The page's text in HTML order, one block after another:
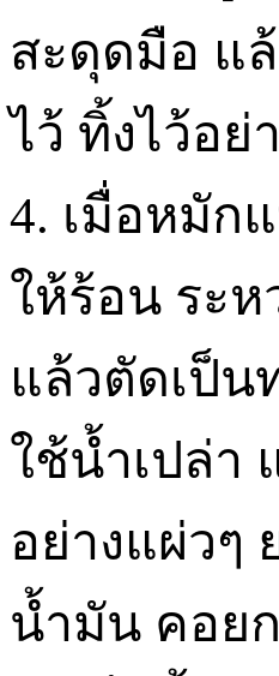
สะดุดมือ แ
ไว้ ทิ้งไว้อย่
4. เมื่อหมัก
ให้ร้อน ระ
แล้วตัดเป็น
ใช้น้ำเปล่า
อย่างแผ่วๆ
น้ำมัน คอย